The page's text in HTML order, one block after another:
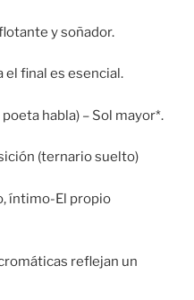
y soñador.
el final es esencial.
habla) – Sol mayor*.
(ternario suelto)
íntimo-El propio
reflejan un